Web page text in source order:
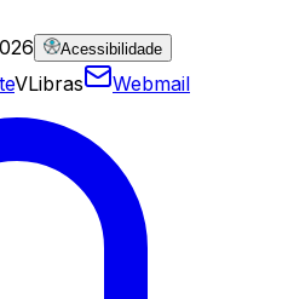
Acessibilidade
VLibras Webmail